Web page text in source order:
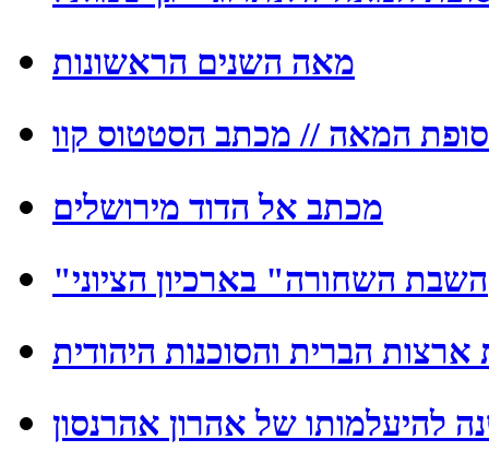
מאה השנים הראשונות
המאה // מכתב הסטטוס קוו
מכתב אל הדוד מירושלים
"השבת השחורה" בארכיון הציוני
ארצות הברית והסוכנות היהודית
להיעלמותו של אהרון אהרנסון